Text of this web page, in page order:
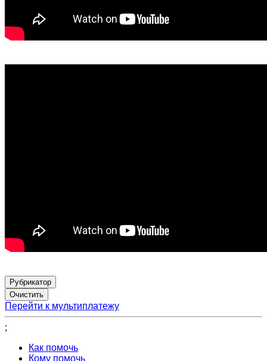
Рубрикатор
Перейти к мультиплатежу
;
Как помочь
Кому помочь